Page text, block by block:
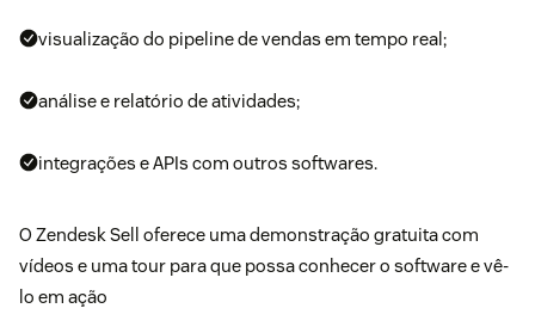
visualização do pipeline de vendas em tempo real;
análise e relatório de atividades;
integrações e APIs com outros softwares.
O Zendesk Sell oferece uma demonstração gratuitacom
vídeos e uma tour para que possa conhecer o software e vê-
lo em ação